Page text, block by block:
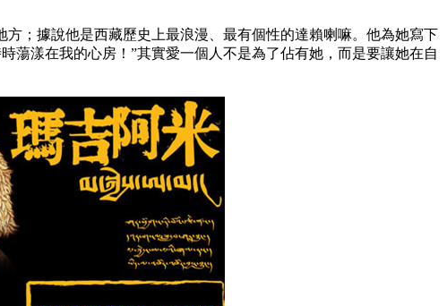
；據說他是西藏歷史上最浪漫、最有個性的達賴喇嘛。他為她寫下
蕩漾在我的心房！”其實愛一個人不是為了佔有她，而是要讓她在自